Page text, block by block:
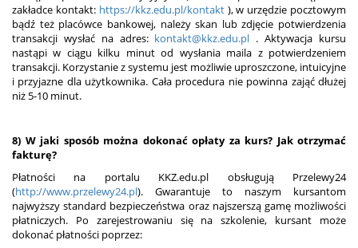
zakładce kontakt: https://kkz.edu.pl/kontakt), w urzędzie pocztowym
bądź też placówce bankowej, należy skan lub zdjęcie potwierdzenia
transakcji wysłać na adres: kontakt@kkz.edu.pl . Aktywacja kursu
nastąpi w ciągu kilku minut od wysłania maila z potwierdzeniem
transakcji. Korzystanie z systemu jest możliwie uproszczone, intuicyjne
i przyjazne dla użytkownika. Cała procedura nie powinna zająć dłużej
niż 5-10 minut.
8) W jaki sposób można dokonać opłaty za kurs? Jak otrzymać
fakturę?
Płatności na portalu KKZ.edu.pl obsługują Przelewy24
(http://www.przelewy24.pl). Gwarantuje to naszym kursantom
najwyższy standard bezpieczeństwa oraz najszerszą gamę możliwości
płatniczych. Po zarejestrowaniu się na szkolenie, kursant może
dokonać płatności poprzez: